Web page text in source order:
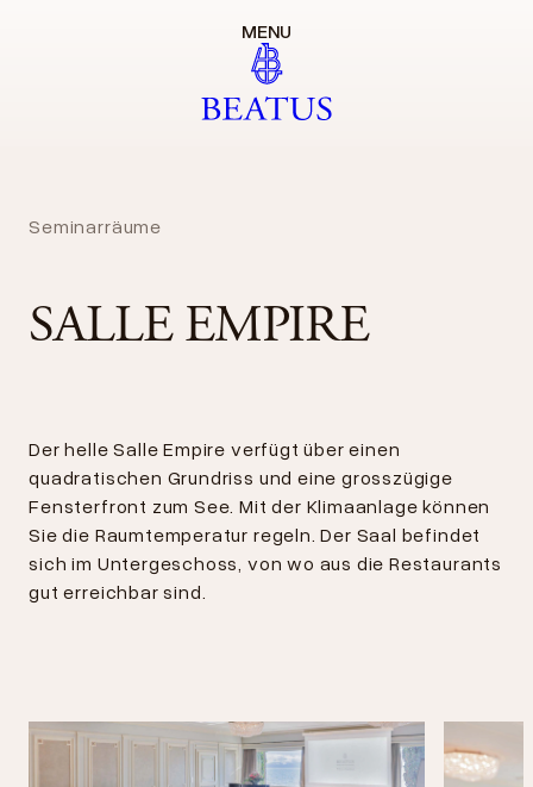
MENU
Seminarräume
SALLE EMPIRE
Der helle Salle Empire verfügt über einen
quadratischen Grundriss und eine grosszügige
Fensterfront zum See. Mit der Klimaanlage können
Sie die Raumtemperatur regeln. Der Saal befindet
sich im Untergeschoss, von wo aus die Restaurants
gut erreichbar sind.